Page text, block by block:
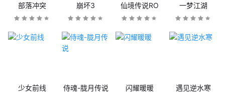
部落冲突 崩坏3 仙境传说RO 一梦江湖
少女前线 侍魂-胧月传说 闪耀暖暖 遇见逆水寒